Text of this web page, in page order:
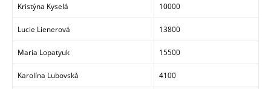
Kristýna Kyselá 10000
Lucie Lienerová 13800
Maria Lopatyuk 15500
Karolína Lubovská 4100